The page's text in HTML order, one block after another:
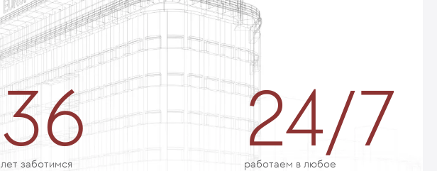
36
лет заботимся
24/7
работаем в любое